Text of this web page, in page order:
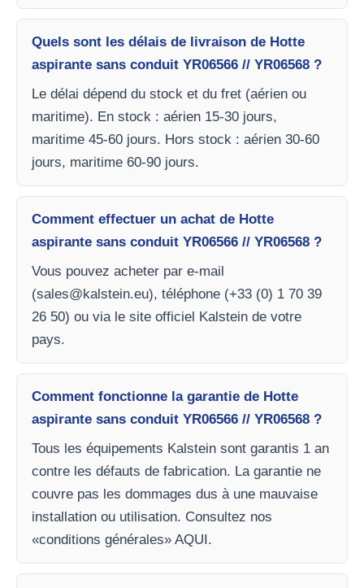
Quels sont les délais de livraison de Hotte
aspirante sans conduit YR06566 // YR06568 ?
Le délai dépend du stock et du fret (aérien ou
maritime). En stock : aérien 15-30 jours,
maritime 45-60 jours. Hors stock : aérien 30-60
jours, maritime 60-90 jours.
Comment effectuer un achat de Hotte
aspirante sans conduit YR06566 // YR06568 ?
Vous pouvez acheter par e-mail
(sales@kalstein.eu), téléphone (+33 (0) 1 70 39
26 50) ou via le site officiel Kalstein de votre
pays.
Comment fonctionne la garantie de Hotte
aspirante sans conduit YR06566 // YR06568 ?
Tous les équipements Kalstein sont garantis 1 an
contre les défauts de fabrication. La garantie ne
couvre pas les dommages dus à une mauvaise
installation ou utilisation. Consultez nos
«conditions générales» AQUI.